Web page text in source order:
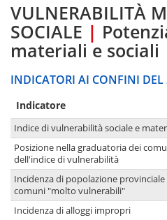
VULNERABILITÀ
SOCIALE |
materiali e sociali
INDICATORI AI CONFINI DEL
Indicatore
Indice di vulnerabilità sociale e
Posizione nella graduatoria dei
dell'indice di vulnerabilità
Incidenza di popolazione provinciale
comuni "molto vulnerabili"
Incidenza di alloggi impropri